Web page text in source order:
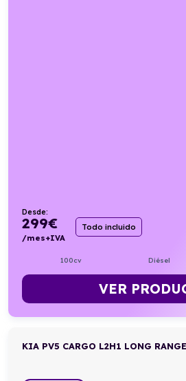
Desde:
299€
/mes+IVA
Todo incluido
100cv Diésel
VER
KIA PV5 CARGO L2H1 LONG